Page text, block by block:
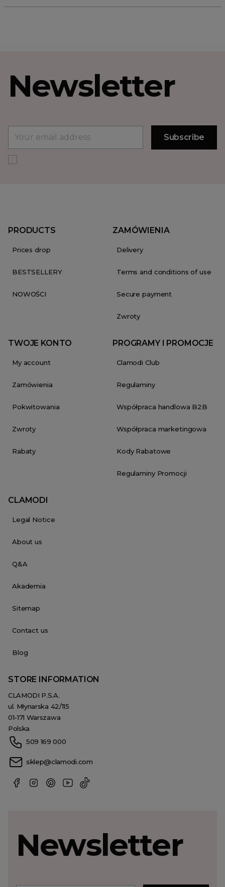
Newsletter
PRODUCTS
Prices drop
BESTSELLERY
NOWOŚCI
ZAMÓWIENIA
Delivery
Terms and conditions of use
Secure payment
Zwroty
TWOJE KONTO
My account
Zamówienia
Pokwitowania
Zwroty
Rabaty
PROGRAMY I PROMOCJE
Clamodi Club
Regulaminy
Współpraca handlowa B2B
Współpraca marketingowa
Kody Rabatowe
Regulaminy Promocji
CLAMODI
Legal Notice
About us
Q&A
Akademia
Sitemap
Contact us
Blog
STORE INFORMATION
CLAMODI P.S.A.
ul. Młynarska 42/115
01-171 Warszawa
Polska
509 169 000
sklep@clamodi.com
Newsletter